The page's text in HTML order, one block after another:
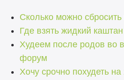
Сколько можно
Где взять жидкий каштан
Худеем после родов во
форум
Хочу срочно похудеть на